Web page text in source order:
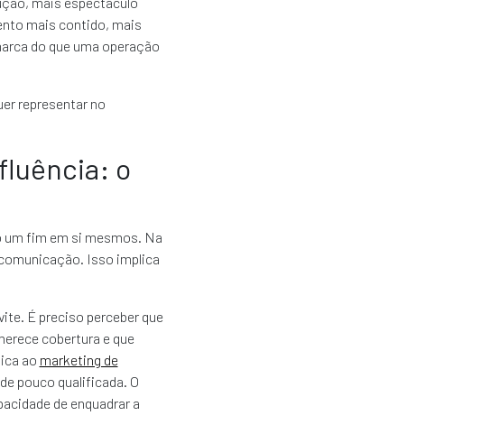
mais contido, mais
do que uma operação
representar no
o
fim em si mesmos. Na
Isso implica
É preciso perceber que
cobertura e que
ao marketing de
pouco qualificada. O
de enquadrar a